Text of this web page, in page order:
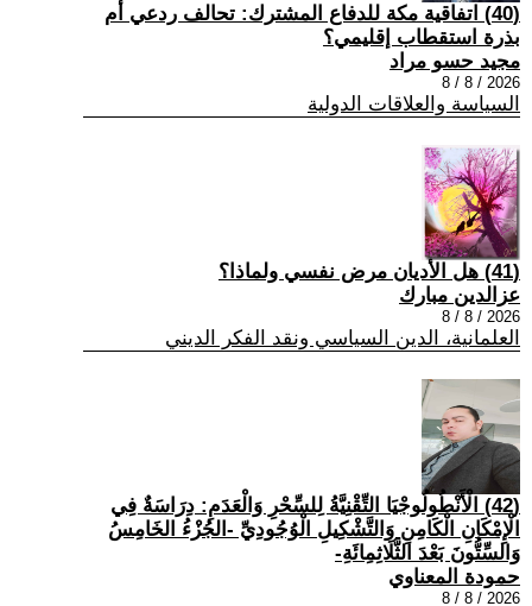
(40) اتفاقية مكة للدفاع المشترك: تحالف ردعي أم
بذرة استقطاب إقليمي؟
مجيد حسو مراد
2026 / 8 / 8
السياسة والعلاقات الدولية
(41) هل الأديان مرض نفسي ولماذا؟
عزالدين مبارك
2026 / 8 / 8
العلمانية، الدين السياسي ونقد الفكر الديني
(42) الْأَنْطُولُوجْيَا التِّقْنِيَّةُ لِلسِّحْرِ وَالْعَدَمِ: دِرَاسَةٌ فِي
الْإِمْكَانِ الْكَامِنِ وَالتَّشْكِيلِ الْوُجُودِيِّ -الجُزْءُ الخَامِسُ
وَالسِّتُّونَ بَعْدَ الثَّلَاثِمِائَةِ-
حمودة المعناوي
2026 / 8 / 8